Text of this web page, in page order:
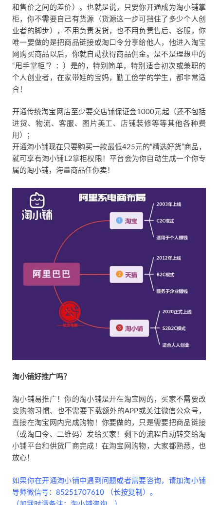
和售价之间的差价）。也就是说，只要你开通成为淘小铺掌
柜，你不需要自己有货源（货源这一步可挡住了多少个人创
业者的脚步），不用负责发货，也不用负责售后、客服，你
唯一要做的是把商品链接或淘口令分享给他人，他进入淘宝
网购买商品以后，你就自动获得商品佣金。是不是理想中的
“甩手掌柜”？：）是的，特别简单，特别适合初次或兼职的
个人创业者，在家带娃的宝妈，勤工俭学的学生，都非常适
合！
开通传统淘宝网店至少要交店铺保证金1000元起（还不包括
进货、物流、客服、图片美工、店铺装修等等其他各种费
用）；
开通淘小铺现在只要购买一款最低425元的“精选好货”商品，
就可享有淘小铺L2掌柜权限！平台会为你自动生成一个你专
属的淘小铺，海量商品任你卖！
淘小铺好推广吗？
淘小铺易推广！你的淘小铺是开在淘宝网的，买家不需要改
变购物习惯、也不需要下载额外的APP或关注微信公众号，
直接在淘宝网内完成购物！你要做的，只是需要把商品链接
（或淘口令、二维码）发给买家！剩下的流程自动转交给淘
小铺平台和供货厂商完成！在淘宝网购物，大家都熟悉，也
放心！
如果你在开通淘小铺中遇到问题或者需要咨询，请加淘小铺
导师微信号：85251707610 （长按复制）。